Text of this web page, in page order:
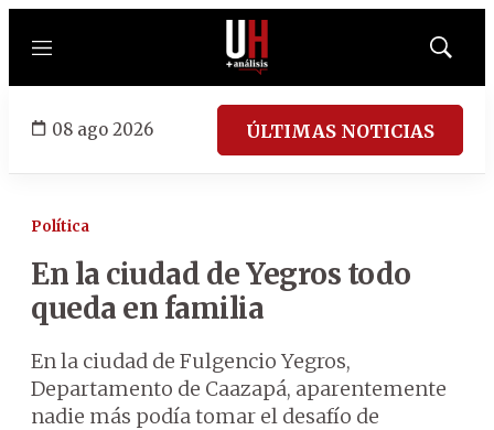
Menú
Mostrar
08 ago 2026 ÚLTIMAS NOTICIAS
Política
En la ciudad de Yegros todo
queda en familia
En la ciudad de Fulgencio Yegros,
Departamento de Caazapá, aparentemente
nadie más podía tomar el desafío de